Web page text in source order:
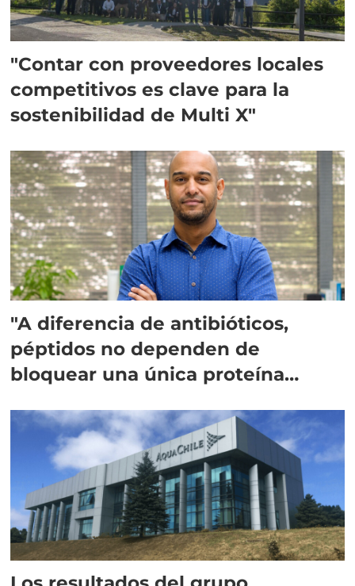
"Contar con proveedores locales
competitivos es clave para la
sostenibilidad de Multi X"
"A diferencia de antibióticos,
péptidos no dependen de
bloquear una única proteína